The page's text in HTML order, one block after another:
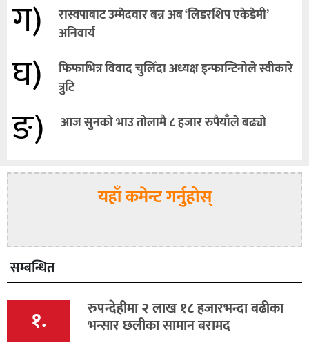
ग)
रास्वपाबाट उम्मेदवार बन्न अब ‘लिडरशिप एकेडेमी’
अनिवार्य
घ)
फिफाभित्र विवाद चुलिँदा अध्यक्ष इन्फान्टिनोले स्वीकारे
त्रुटि
ङ) आज सुनको भाउ तोलामै ८ हजार रुपैयाँले बढ्यो
यहाँ कमेन्ट गर्नुहोस्
सम्बन्धित
१. रुपन्देहीमा २ लाख १८ हजारभन्दा बढीका
भन्सार छलीका सामान बरामद